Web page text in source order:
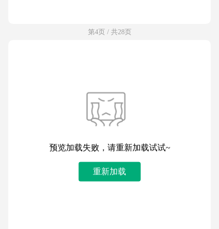
第4页 / 共28页
预览加载失败，请重新加载试试~
重新加载